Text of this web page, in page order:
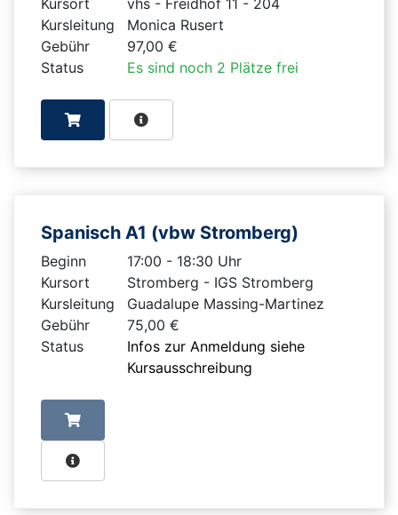
Kursort
vhs - Freidhof 11 - 204
Kursleitung
Monica Rusert
Gebühr
97,00 €
Status
Es sind noch 2 Plätze frei
Spanisch A1 (vbw Stromberg)
Beginn
17:00 - 18:30 Uhr
Kursort
Stromberg - IGS Stromberg
Kursleitung
Guadalupe Massing-Martinez
Gebühr
75,00 €
Status
Infos zur Anmeldung siehe
Kursausschreibung